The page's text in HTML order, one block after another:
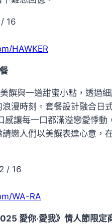
16
HAWKER
饌與一道甜蜜小點，透過
漫時刻。套餐設計融合日
讓每一口都滿溢戀愛悸
戀人們以美饌表達心意，
/ 16
WA-RA
愛你‧愛我》情人節限定